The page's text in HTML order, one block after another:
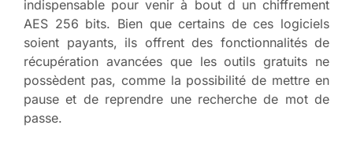
indispensable pour venir à bout d un chiffrement
AES 256 bits. Bien que certains de ces logiciels
soient payants, ils offrent des fonctionnalités de
récupération avancées que les outils gratuits ne
possèdent pas, comme la possibilité de mettre en
pause et de reprendre une recherche de mot de
passe.